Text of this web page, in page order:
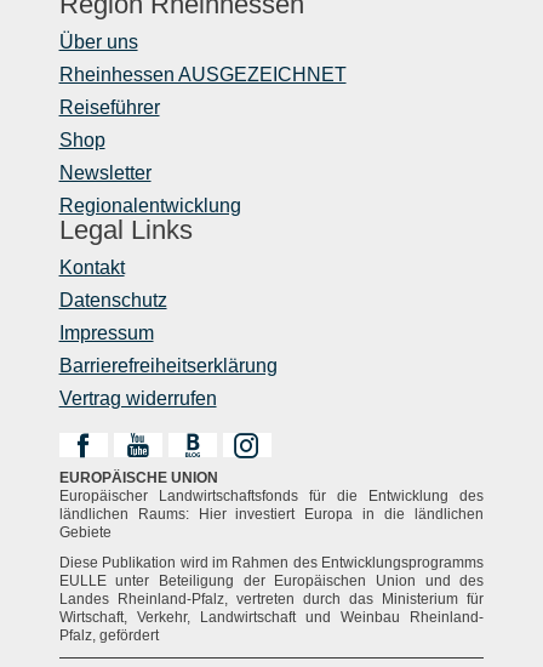
Über uns
Rheinhessen AUSGEZEICHNET
Reiseführer
Shop
Newsletter
Regionalentwicklung
Legal Links
Kontakt
Datenschutz
Impressum
Barrierefreiheitserklärung
Vertrag widerrufen
EUROPÄISCHE UNION
Europäischer Landwirtschaftsfonds für die Entwicklung des
ländlichen Raums: Hier investiert Europa in die ländlichen
Gebiete
Diese Publikation wird im Rahmen des Entwicklungsprogramms
EULLE unter Beteiligung der Europäischen Union und des
Landes Rheinland-Pfalz, vertreten durch das Ministerium für
Wirtschaft, Verkehr, Landwirtschaft und Weinbau Rheinland-
Pfalz, gefördert